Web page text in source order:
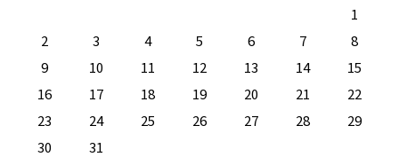
1
2
3 4 5 6 7
8
9
10 11 12 13 14
15
16
17 18 19 20 21
22
23
24 25 26 27 28
29
30
31